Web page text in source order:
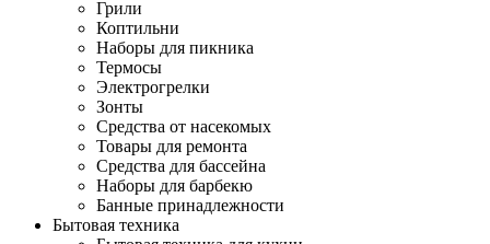
Грили
Коптильни
Наборы для пикника
Термосы
Электрогрелки
Зонты
Средства от насекомых
Товары для ремонта
Средства для бассейна
Наборы для барбекю
Банные принадлежности
Бытовая техника